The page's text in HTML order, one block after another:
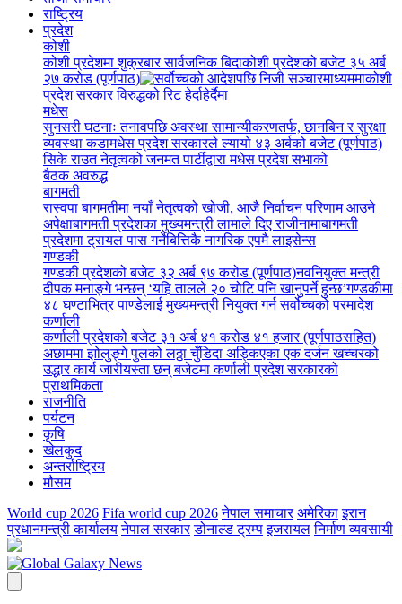
राष्ट्रिय
प्रदेश
कोशी
कोशी प्रदेशमा शुक्रबार सार्वजनिक बिदाकोशी प्रदेशको बजेट ३५ अर्ब
२७ करोड (पूर्णपाठ)
कोशी
प्रदेश सरकार विरुद्धको रिट हेर्दाहेर्दैमा
मधेस
सुनसरी घटनाः तनावपछि अवस्था सामान्यीकरणतर्फ, छानबिन र सुरक्षा
व्यवस्था कडामधेस प्रदेश सरकारले ल्यायो ४३ अर्बको बजेट (पूर्णपाठ)
सिके राउत नेतृत्वको जनमत पार्टीद्वारा मधेस प्रदेश सभाको
बैठक अवरुद्ध
बागमती
रास्वपा बागमतीमा नयाँ नेतृत्वको खोजी, आजै निर्वाचन परिणाम आउने
अपेक्षाबागमती प्रदेशका मुख्यमन्त्री लामाले दिए राजीनामाबागमती
प्रदेशमा ट्रायल पास गर्नेबित्तिकै नागरिक एपमै लाइसेन्स
गण्डकी
गण्डकी प्रदेशको बजेट ३२ अर्ब ९७ करोड (पूर्णपाठ)नवनियुक्त मन्त्री
दीपक मनाङ्गे भन्छन् ‘यहि तालले २० चोटि पनि खानुपर्ने हुन्छ’गण्डकीमा
४८ घण्टाभित्र पाण्डेलाई मुख्यमन्त्री नियुक्त गर्न सर्वोच्चको परमादेश
कर्णाली
कर्णाली प्रदेशको बजेट ३१ अर्ब ४१ करोड ४१ हजार (पूर्णपाठसहित)
अछाममा झोलुङ्गे पुलको लठ्ठा चुँडिदा अड्किएका एक दर्जन खच्चरको
उद्धार कार्य जारीयस्ता छन् बजेटमा कर्णाली प्रदेश सरकारको
प्राथमिकता
राजनीति
पर्यटन
कृषि
खेलकुद
अन्तर्राष्ट्रिय
मौसम
World cup 2026 Fifa world cup 2026 नेपाल समाचार अमेरिका इरान
प्रधानमन्त्री कार्यालय नेपाल सरकार डोनाल्ड ट्रम्प इजरायल निर्माण व्यवसायी